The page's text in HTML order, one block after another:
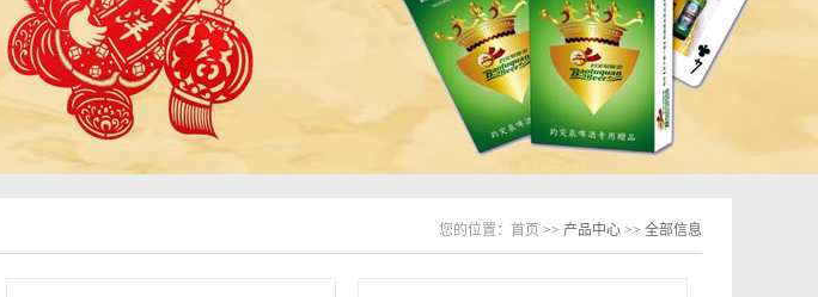
您的位置： 首页 >> 产品中心 >> 全部信息